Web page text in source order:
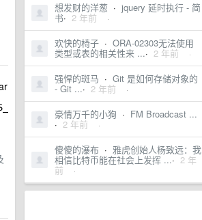
想发财的洋葱 · jquery 延时执行 - 简
书· 2 年前 ·
欢快的椅子 · ORA-02303无法使用
类型或表的相关性来 ...· 2 年前 ·
强悍的斑马 · Git 是如何存储对象的
- Git ...· 2 年前 ·
豪情万千的小狗 · FM Broadcast ...
· 2 年前 ·
傻傻的瀑布 · 雅虎创始人杨致远：我
相信比特币能在社会上发挥 ...· 2 年
前 ·